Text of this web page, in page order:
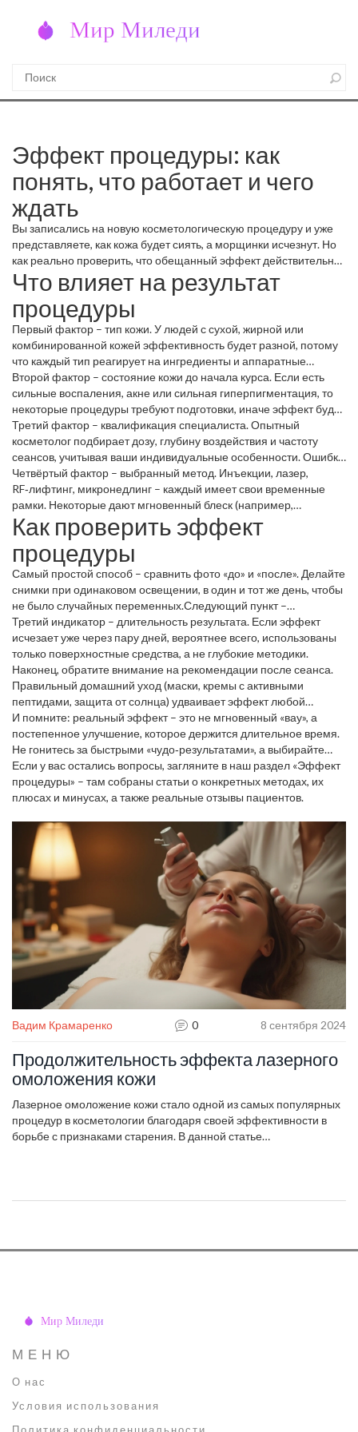
Эффект процедуры: как
понять, что работает и чего
ждать
Вы записались на новую косметологическую процедуру и уже
представляете, как кожа будет сиять, а морщинки исчезнут. Но
как реально проверить, что обещанный эффект действительно
случился? Давайте разберёмся, какие критерии важны, и какие
сигналы говорит ваше лицо.
Что влияет на результат
процедуры
Первый фактор – тип кожи. У людей с сухой, жирной или
комбинированной кожей эффективность будет разной, потому
что каждый тип реагирует на ингредиенты и аппаратные
воздействия по‑своему.
Второй фактор – состояние кожи до начала курса. Если есть
сильные воспаления, акне или сильная гиперпигментация, то
некоторые процедуры требуют подготовки, иначе эффект будет
слабым.
Третий фактор – квалификация специалиста. Опытный
косметолог подбирает дозу, глубину воздействия и частоту
сеансов, учитывая ваши индивидуальные особенности. Ошибки
в технике часто приводят к «плоскому» результату или даже к
раздражению.
Четвёртый фактор – выбранный метод. Инъекции, лазер,
RF‑лифтинг, микронедлинг – каждый имеет свои временные
рамки. Некоторые дают мгновенный блеск (например,
химический пилинг), а другие требуют нескольких недель, чтобы
увидеть подтягивание кожи (например, ультразвуковой
SMAS‑лифтинг).
Как проверить эффект
процедуры
Самый простой способ – сравнить фото «до» и «после». Делайте
снимки при одинаковом освещении, в один и тот же день, чтобы
не было случайных переменных.Следующий пункт –
чувствительность кожи. После правильной процедуры кожа
обычно становится упругой, без покраснения или ощущения
стянутости. Если ощущаете постоянный зуд или жжение, стоит
обсудить это с мастером.
Третий индикатор – длительность результата. Если эффект
исчезает уже через пару дней, вероятнее всего, использованы
только поверхностные средства, а не глубокие методики.
Наконец, обратите внимание на рекомендации после сеанса.
Правильный домашний уход (маски, кремы с активными
пептидами, защита от солнца) удваивает эффект любой
процедуры. Пренебрегание рекомендациями почти
моментально нивелирует любые положительные
изменения.Если вы хотите точно знать, стоит ли продолжать
курс, попросите косметолога измерить параметры кожи
(упругость, влажность, пигментацию) с помощью приборов.
Такие данные дают объективную картину и помогают
И помните: реальный эффект – это не мгновенный «вау», а
постепенное улучшение, которое держится длительное время.
Не гонитесь за быстрыми «чудо‑результатами», а выбирайте
проверенные методы, которые подходят именно вам.
Если у вас остались вопросы, загляните в наш раздел «Эффект
процедуры» – там собраны статьи о конкретных методах, их
плюсах и минусах, а также реальные отзывы пациентов.
Вадим Крамаренко 0 8 сентября 2024
Продолжительность эффекта лазерного
омоложения кожи
Лазерное омоложение кожи стало одной из самых популярных
процедур в косметологии благодаря своей эффективности в
борьбе с признаками старения. В данной статье
будет полезна тем, кто рассматривает лазерное омоложение
преимуществах и возможных рисках.
МЕНЮ
О нас
Условия использования